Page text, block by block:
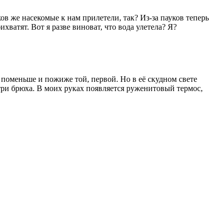
насекомые к нам прилетели, так? Из-за пауков теперь
Вот я разве виноват, что вода улетела? Я?
и пожиже той, первой. Но в её скудном свете
брюха. В моих руках появляется руженитовый термос,